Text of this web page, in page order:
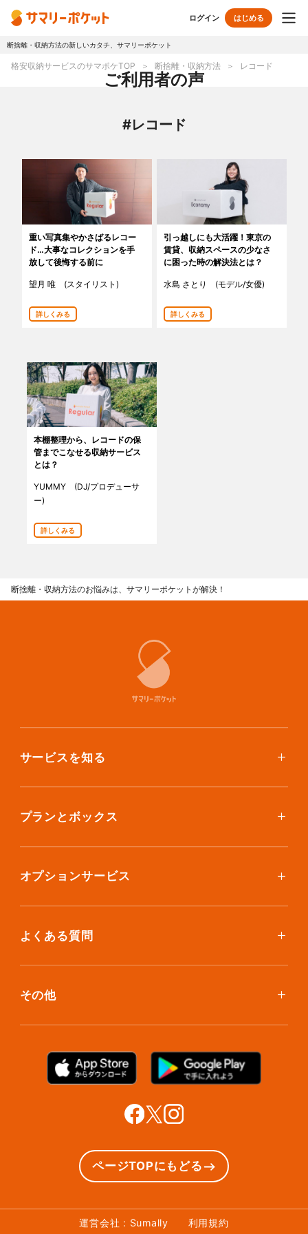
ログイン はじめる
オプションサービス
おしゃれ着保管 クリーニング
無酸素保管 布団クリーニング
ラグ・マットクリーニング シューズクリーニング
シューズリペア リユース・リサイクル
あんしんサポート
プラン診断
よくある質問
お知らせ・メディア情報
ご利用者の声
企業様へ
断捨離・収納方法の新しいカタチ、サマリーポケット
格安収納サービスのサマポケTOP 断捨離・収納方法 レコード
ご利用者の声
#レコード
重い写真集やかさばるレコー
ド…大事なコレクションを手
放して後悔する前に
望月 唯 (スタイリスト)
詳しくみる
引っ越しにも大活躍！東京の
賃貸、収納スペースの少なさ
に困った時の解決法とは？
水島 さとり (モデル/女優)
詳しくみる
本棚整理から、レコードの保
管までこなせる収納サービス
とは？
YUMMY (DJ/プロデューサ
ー)
詳しくみる
断捨離・収納方法のお悩みは、サマリーポケットが解決！
サービスを知る
使い方
ご利用料金
集荷について
ご利用者の声
プラン診断
プランとボックス
スタンダードプラン
エコノミープラン
オプションサービス
おしゃれ着保管
無酸素保管
シューズリペア
よくある質問
ボックスのお取り寄せ
お預け入れ(集荷)
その他
サマリーポケットカード
お知らせ・メディア情報
お問い合わせ
法人利用をご検討の方へ
ページTOPにもどる
運営会社 : Sumally 利用規約